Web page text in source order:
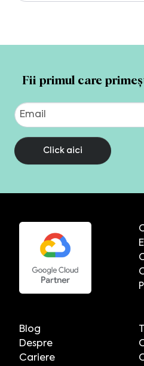
Fii primul care
Click aici
Blog
Despre
Cariere